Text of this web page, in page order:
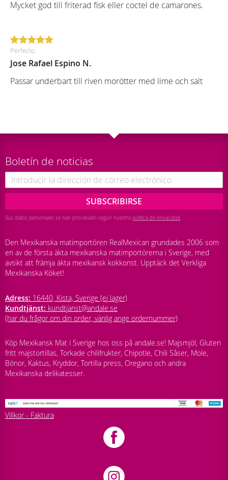
Mycket god till friterad fisk eller coctel de camarones.
Perfecto
Jose Rafael Espino N.
Passar underbart till riven morötter med lime och salt
Boletín de noticias
SUBSCRIBIRSE
Sus datos personales se han procesado según nuestra política de privacidad.
Den Mexikanska matimportören RealMexican grundades 2006 som
en av de första äkta mexikanska matimportörerna i Sverige, med
avsikt att främja äkta mexikansk kokkonst. Upptäck det Verkliga
Mexikanska Köket!
Adress: 16440, Kista, Sverige (ej lager)
Kundtjänst: kundtjanst@andale.se
(har du frågor om din order, vänlig ange ordernummer)
Köp Mexikansk Mat i Sverige hos oss på andale.se! Majsmjöl, Gluten
fritt majstortillas, Torkade chilifrukter, Chipotle, Chili Såser, Mole,
Bönor, Kaktus, Kryddor, Tortilla press, Oregano och andra
Mexikanska delikatesser.
Villkor - Faktura